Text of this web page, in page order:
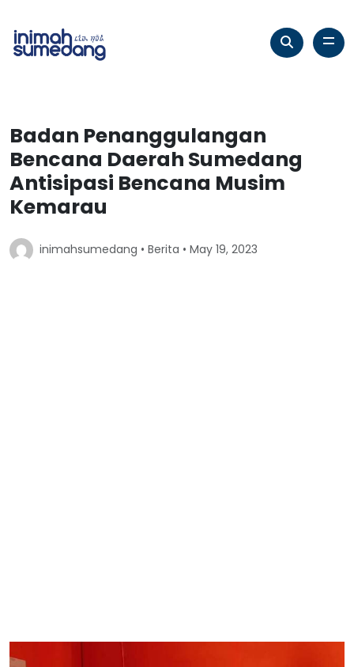
Badan Penanggulangan
Bencana Daerah Sumedang
Antisipasi Bencana Musim
Kemarau
inimahsumedang • Berita • May 19, 2023